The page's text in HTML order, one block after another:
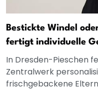
Bestickte Windel
fertigt individuelle
In Dresden-Pieschen
Zentralwerk
frischgebackene